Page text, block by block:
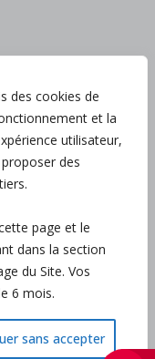
des cookies de
et la
utilisateur,
des
page et le
dans la section
du Site. Vos
6 mois.
sans accepter